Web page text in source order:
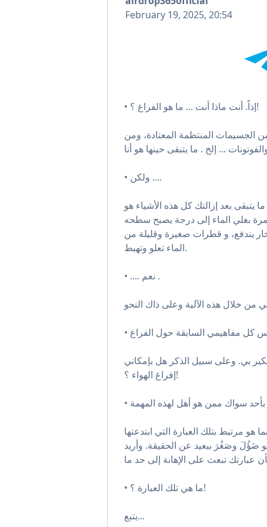
February 19, 2025, 20:54
• إذاً. أنت ماذا أنت ... ما هو الفراغ ؟!
المنتظمة المعتادة، ومن
• ولكن ....
يتبقى بعد إزالتك كل هذه الأشياء هو
بغلي الماء إلى درجة يصبح سطحه
يندفع، و قطرات صغيرة وقليلة من
الماء تعلو وتهبط.
• .... نعم .
بي. وعلى سبيل الذكر هل بإمكاني
إفراغ الهواء ؟!
مرتبط بتلك العبارة التي ابتدعتها
ضَؤُلَ وصَغُرَ ببعيد عن الحقيقة. وأريد
• ما هي تلك العبارة ؟!
يتبع...